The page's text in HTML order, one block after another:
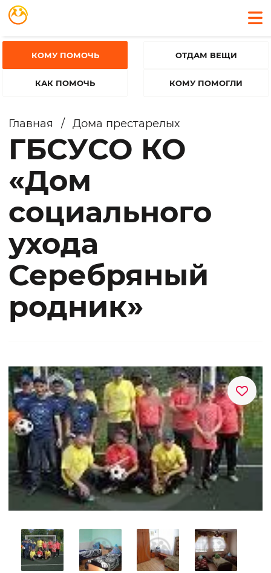
КОМУ ПОМОЧЬ
КАК ПОМОЧЬ
ОТДАМ ВЕЩИ
КОМУ ПОМОГЛИ
Главная / Дома престарелых
ГБСУСО КО
«Дом
социального
ухода
Серебряный
родник»